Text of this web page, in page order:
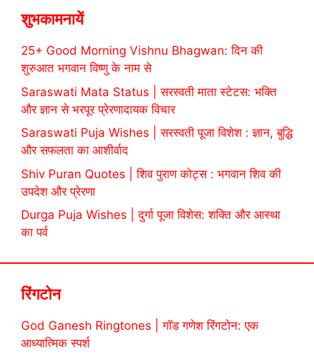
शुभकामनायें
25+ Good Morning Vishnu Bhagwan: दिन की
शुरुआत भगवान विष्णु के नाम से
Saraswati Mata Status | सरस्वती माता स्टेटस: भक्ति
और ज्ञान से भरपूर प्रेरणादायक विचार
Saraswati Puja Wishes | सरस्वती पूजा विशेश : ज्ञान, बुद्धि
और सफलता का आशीर्वाद
Shiv Puran Quotes | शिव पुराण कोट्स : भगवान शिव की
उपदेश और प्रेरणा
Durga Puja Wishes | दुर्गा पूजा विशेस: शक्ति और आस्था
का पर्व
रिंगटोन
God Ganesh Ringtones | गॉड गणेश रिंगटोन: एक
आध्यात्मिक स्पर्श